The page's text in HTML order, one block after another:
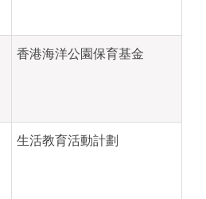
香港海洋公園保育基金
生活教育活動計劃